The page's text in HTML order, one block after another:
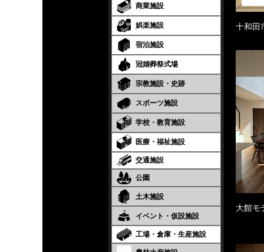
商業施設
娯楽施設
宿泊施設
冠婚葬祭式場
宗教施設・史跡
スポーツ施設
学校・教育施設
医療・福祉施設
交通施設
公園
土木施設
イベント・仮設施設
工場・倉庫・生産施設
十和田
大館モ